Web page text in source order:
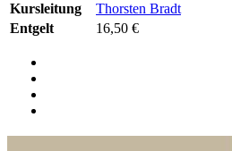
Kursleitung
Thorsten Bradt
Entgelt
16,50 €